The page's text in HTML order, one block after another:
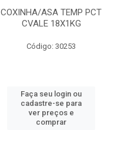
COXINHA/ASA TEMP PCT
CVALE 18X1KG
Código: 30253
Faça seu login ou
cadastre-se para
ver preços e
comprar